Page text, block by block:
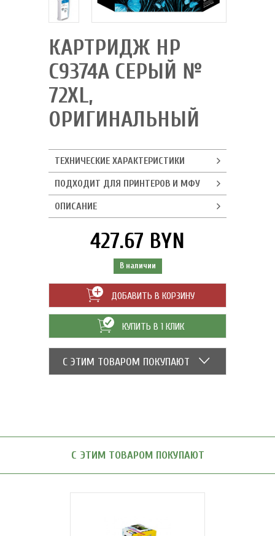
КАРТРИДЖ HP
C9374A СЕРЫЙ №
72XL,
ОРИГИНАЛЬНЫЙ
ТЕХНИЧЕСКИЕ ХАРАКТЕРИСТИКИ
ПОДХОДИТ ДЛЯ ПРИНТЕРОВ И МФУ
ОПИСАНИЕ
427.67 BYN
В наличии
ДОБАВИТЬ В КОРЗИНУ
КУПИТЬ В 1 КЛИК
С ЭТИМ ТОВАРОМ ПОКУПАЮТ
С ЭТИМ ТОВАРОМ ПОКУПАЮТ